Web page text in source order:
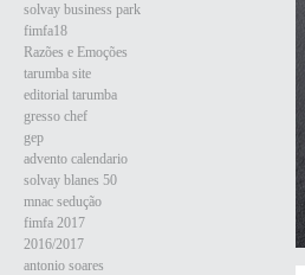
solvay business park
fimfa18
Razões e Emoções
tarumba site
editorial tarumba
gresso chef
gep
advento calendario
solvay blanes 50
mnac sedução
fimfa 2017
2016/2017
antonio soares